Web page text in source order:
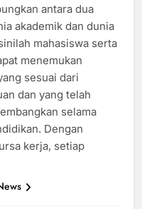
antara dua
akademik dan dunia
mahasiswa serta
menemukan
sesuai dari
dan yang telah
selama
Dengan
kerja, setiap